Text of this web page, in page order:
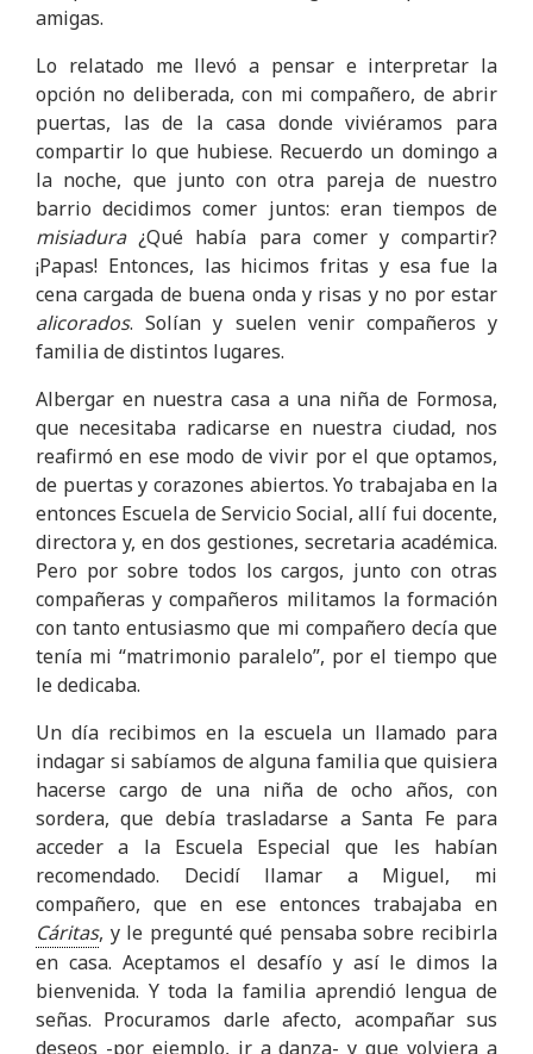
amigas.
Lo relatado me llevó a pensar e interpretar la
opción no deliberada, con mi compañero, de abrir
puertas, las de la casa donde viviéramos para
compartir lo que hubiese. Recuerdo un domingo a
la noche, que junto con otra pareja de nuestro
barrio decidimos comer juntos: eran tiempos de
misiadura¿Qué había para comer y compartir?
¡Papas! Entonces, las hicimos fritas y esa fue la
cena cargada de buena onda y risas y no por estar
alicorados. Solían y suelen venir compañeros y
familia de distintos lugares.
Albergar en nuestra casa a una niña de Formosa,
que necesitaba radicarse en nuestra ciudad, nos
reafirmó en ese modo de vivir por el que optamos,
de puertas y corazones abiertos. Yo trabajaba en la
entonces Escuela de Servicio Social, allí fui docente,
directora y, en dos gestiones, secretaria académica.
Pero por sobre todos los cargos, junto con otras
compañeras y compañeros militamos la formación
con tanto entusiasmo que mi compañero decía que
tenía mi “matrimonio paralelo”, por el tiempo que
le dedicaba.
Un día recibimos en la escuela un llamado para
indagar si sabíamos de alguna familia que quisiera
hacerse cargo de una niña de ocho años, con
sordera, que debía trasladarse a Santa Fe para
acceder a la Escuela Especial que les habían
recomendado. Decidí llamar a Miguel, mi
compañero, que en ese entonces trabajaba en
Cáritas, y le pregunté qué pensaba sobre recibirla
en casa. Aceptamos el desafío y así le dimos la
bienvenida. Y toda la familia aprendió lengua de
señas. Procuramos darle afecto, acompañar sus
deseos -por ejemplo, ir a danza- y que volviera a